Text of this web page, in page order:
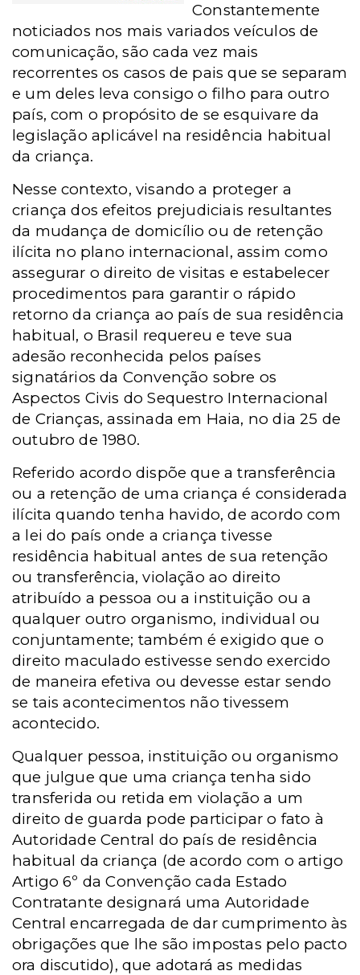
Constantemente
noticiados nos mais variados veículos de
comunicação, são cada vez mais
recorrentes os casos de pais que se separam
e um deles leva consigo o filho para outro
país, com o propósito de se esquivare da
legislação aplicável na residência habitual
da criança.
Nesse contexto, visando a proteger a
criança dos efeitos prejudiciais resultantes
da mudança de domicílio ou de retenção
ilícita no plano internacional, assim como
assegurar o direito de visitas e estabelecer
procedimentos para garantir o rápido
retorno da criança ao país de sua residência
habitual, o Brasil requereu e teve sua
adesão reconhecida pelos países
signatários da Convenção sobre os
Aspectos Civis do Sequestro Internacional
de Crianças, assinada em Haia, no dia 25 de
outubro de 1980.
Referido acordo dispõe que a transferência
ou a retenção de uma criança é considerada
ilícita quando tenha havido, de acordo com
a lei do país onde a criança tivesse
residência habitual antes de sua retenção
ou transferência, violação ao direito
atribuído a pessoa ou a instituição ou a
qualquer outro organismo, individual ou
conjuntamente; também é exigido que o
direito maculado estivesse sendo exercido
de maneira efetiva ou devesse estar sendo
se tais acontecimentos não tivessem
acontecido.
Qualquer pessoa, instituição ou organismo
que julgue que uma criança tenha sido
transferida ou retida em violação a um
direito de guarda pode participar o fato à
Autoridade Central do país de residência
habitual da criança (de acordo com o artigo
Artigo 6º da Convenção cada Estado
Contratante designará uma Autoridade
Central encarregada de dar cumprimento às
obrigações que lhe são impostas pelo pacto
ora discutido), que adotará as medidas